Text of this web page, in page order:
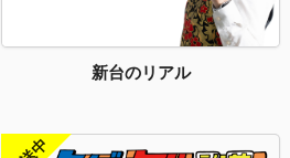
新台のリアル